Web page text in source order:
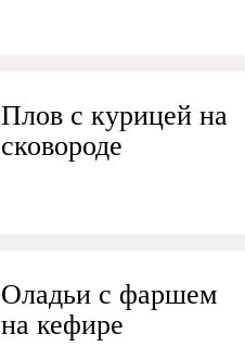
Плов с курицей на
сковороде
Оладьи с фаршем
на кефире